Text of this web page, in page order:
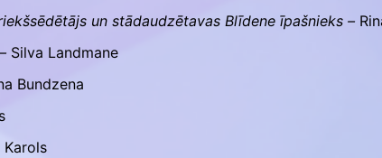
un stādaudzētavas Blīdene īpašnieks –
Silva Landmane
Bundzena
Karols